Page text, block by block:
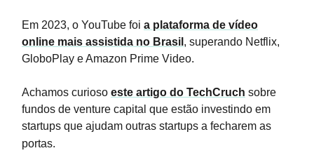
Em 2023, o YouTube foi a plataforma de vídeo
online mais assistida no Brasil , superando Netflix,
GloboPlay e Amazon Prime Video.
Achamos curioso este artigo do TechCruch sobre
fundos de venture capital que estão investindo em
startups que ajudam outras startups a fecharem as
portas.